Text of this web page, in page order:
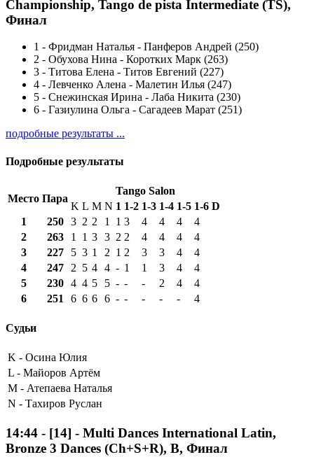
Championship, Tango de pista Intermediate (TS),
Финал
1 - Фридман Наталья - Панферов Андрей (250)
2 - Обухова Нина - Коротких Марк (263)
3 - Титова Елена - Титов Евгений (227)
4 - Левченко Алена - Малетин Илья (247)
5 - Снежинская Ирина - Лаба Никита (230)
6 - Газиулина Ольга - Сагадеев Марат (251)
подробные результаты ...
Подробные результаты
Место Пара
Tango Salon
K L M N 1 1-2 1-3 1-4 1-5 1-6 D
1
250 3 2 2 1 1 3 4 4 4
4
2
263 1 1 3 3 2 2 4 4 4
4
3
227 5 3 1 2 1 2 3 3 4
4
4
247 2 5 4 4 - 1 1 3 4
4
5
230 4 4 5 5 - - - 2 4
4
6
251 6 6 6 6 - - - - - 4
Судьи
K - Осина Юлия
L - Майоров Артём
M - Атепаева Наталья
N - Тахиров Руслан
14:44 - [14] - Multi Dances International Latin,
Bronze 3 Dances (Ch+S+R), B, Финал